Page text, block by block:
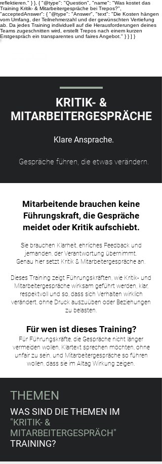
reflektieren." } }, { "@type": "Question", "name": "Was kostet das
Training Kritik- & Mitarbeitergespräche bei Trepos?",
"acceptedAnswer": { "@type": "Answer", "text": "Die Kosten hängen
vom Umfang, der Teilnehmerzahl und der gewünschten Vertiefung
ab. Da jedes Training individuell auf die Herausforderungen deines
Teams zugeschnitten wird, erstellt Trepos nach einem kurzen
Erstgespräch ein transparentes und faires Angebot." } } ] }
KRITIK- &
MITARBEITERGESPRÄCHE
Klare Ansprache.
Gespräche führen, die etwas verändern.
Mitarbeitende brauchen keine
Führungskraft, die Gespräche
meidet oder Kritik aufschiebt.
Sie brauchen Klarheit, ehrliches Feedback und
jemanden, der Verantwortung übernimmt.
Genau hier setzt Kritik & Mitarbeitergespräche an.
Dieses Training zeigt Führungskräften, wie Kritik- und
Mitarbeitergespräche wirksam geführt werden, klar,
respektvoll und so, dass sich Verhalten wirklich
verändert, ohne Druck auszuüben oder Beziehungen
zu belasten.
Für wen ist dieses Training?
Für Führungskräfte, die Gespräche nicht länger
vermeiden wollen, Klartext sprechen möchten, ohne
unfair zu sein, und Mitarbeitergespräche so führen
wollen, dass sie im Alltag Wirkung zeigen.
THEMEN
WAS SIND DIE THEMEN IM
"KRITIK- &
MITARBEITERGESPRÄCH"
TRAINING?